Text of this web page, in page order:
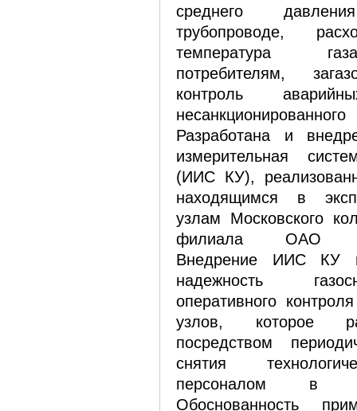
среднего
трубопроводе,
температура
потребителям,
контроль
Разработана и
измерительная
(ИИС КУ),
находящимся в
узлам Московского
филиала ОАО
Внедрение ИИС КУ
надежность
оперативного
узлов, которое
посредством
снятия
персоналом в
Обоснованность